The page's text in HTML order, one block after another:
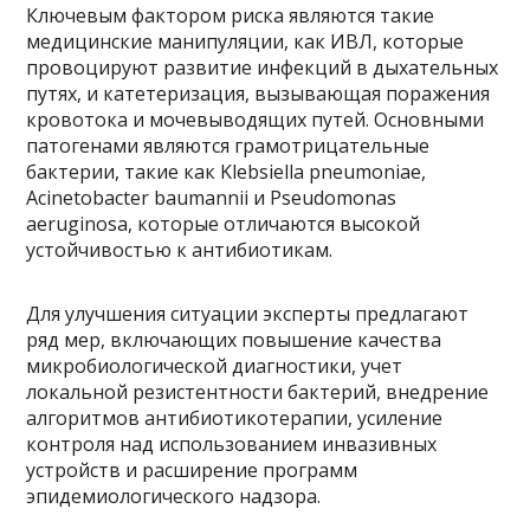
Ключевым фактором риска являются такие
медицинские манипуляции, как ИВЛ, которые
провоцируют развитие инфекций в дыхательных
путях, и катетеризация, вызывающая поражения
кровотока и мочевыводящих путей. Основными
патогенами являются грамотрицательные
бактерии, такие как Klebsiella pneumoniae,
Acinetobacter baumannii и Pseudomonas
aeruginosa, которые отличаются высокой
устойчивостью к антибиотикам.
Для улучшения ситуации эксперты предлагают
ряд мер, включающих повышение качества
микробиологической диагностики, учет
локальной резистентности бактерий, внедрение
алгоритмов антибиотикотерапии, усиление
контроля над использованием инвазивных
устройств и расширение программ
эпидемиологического надзора.